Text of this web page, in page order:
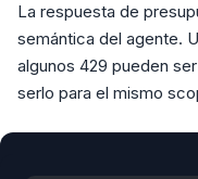
La respuesta de
semántica del agente.
algunos 429 pueden
serlo para el mismo